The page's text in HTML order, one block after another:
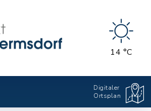
14 °C
Digitaler
Ortsplan